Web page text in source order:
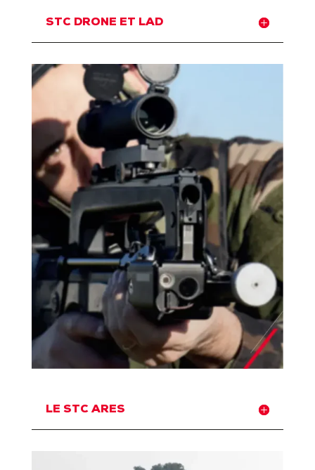
STC DRONE ET LAD
LE STC ARES